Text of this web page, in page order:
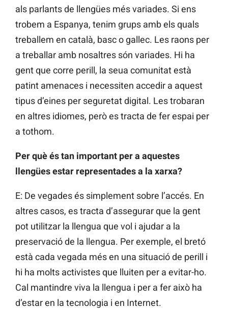
als parlants de llengües més variades. Si ens
trobem a Espanya, tenim grups amb els quals
treballem en català, basc o gallec. Les raons per
a treballar amb nosaltres són variades. Hi ha
gent que corre perill, la seua comunitat està
patint amenaces i necessiten accedir a aquest
tipus d’eines per seguretat digital. Les trobaran
en altres idiomes, però es tracta de fer espai per
a tothom.
Per què és tan important per a aquestes
llengües estar representades a la xarxa?
E: De vegades és simplement sobre l’accés. En
altres casos, es tracta d’assegurar que la gent
pot utilitzar la llengua que vol i ajudar a la
preservació de la llengua. Per exemple, el bretó
està cada vegada més en una situació de perill i
hi ha molts activistes que lluiten per a evitar-ho.
Cal mantindre viva la llengua i per a fer això ha
d’estar en la tecnologia i en Internet.